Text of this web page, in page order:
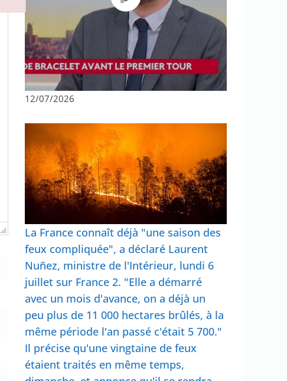
12/07/2026
La France connaît déjà "une saison des
feux compliquée", a déclaré Laurent
Nuñez, ministre de l'Intérieur, lundi 6
juillet sur France 2. "Elle a démarré
avec un mois d'avance, on a déjà un
peu plus de 11 000 hectares brûlés, à la
même période l'an passé c'était 5 700."
Il précise qu'une vingtaine de feux
étaient traités en même temps,